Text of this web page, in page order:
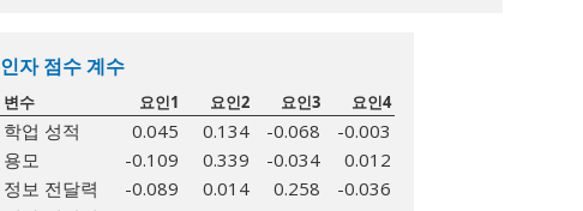
인자 점수 계수
변수 요인1 요인2 요인3 요인4
학업 성적 0.045 0.134 -0.068
-0.003
용모
-0.109 0.339 -0.034
0.012
정보 전달력
-0.089 0.014 0.258
-0.036